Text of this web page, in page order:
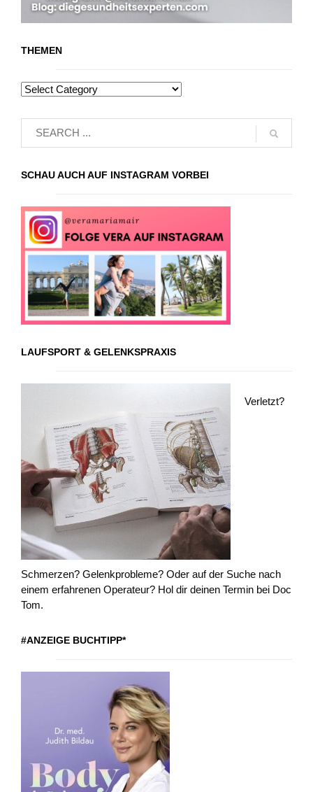
THEMEN
SCHAU AUCH AUF INSTAGRAM VORBEI
LAUFSPORT & GELENKSPRAXIS
Verletzt?
Schmerzen? Gelenkprobleme? Oder auf der Suche nach
einem erfahrenen Operateur? Hol dir deinen Termin bei Doc
Tom.
#ANZEIGE BUCHTIPP*